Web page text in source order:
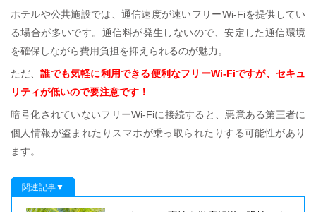
ホテルや公共施設では、通信速度が速いフリーWi-Fiを提供してい
る場合が多いです。通信料が発生しないので、安定した通信環境
を確保しながら費用負担を抑えられるのが魅力。
ただ、誰でも気軽に利用できる便利なフリーWi-Fiですが、セキュ
リティが低いので要注意です！
暗号化されていないフリーWi-Fiに接続すると、悪意ある第三者に
個人情報が盗まれたりスマホが乗っ取られたりする可能性があり
ます。
関連記事▼